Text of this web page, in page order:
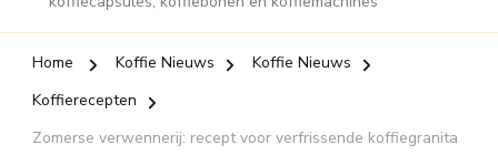
Home Koffie Nieuws
Koffie Nieuws
Koffierecepten
Zomerse verwennerij: recept voor verfrissende koffiegranita